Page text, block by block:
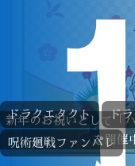
新年のお祝いとして「
を開催
ドラクエタクト ド
呪術廻戦ファンパレ